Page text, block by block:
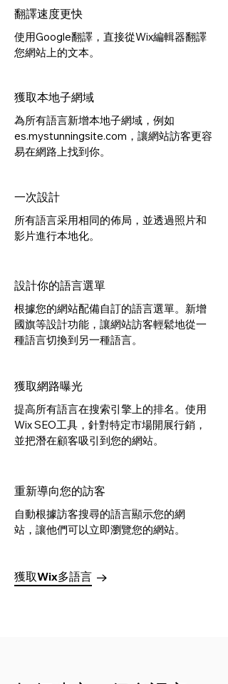
翻譯速度更快
使用Google翻譯，直接從Wix編輯器翻譯
您網站上的文本。
獲取本地子網域
為所有語言新增本地子網域，例如
es.mystunningsite.com，讓網站訪客更容
易在網路上找到你。
一次設計
所有語言采用相同的佈局，並透過照片和
影片進行本地化。
設計你的語言選單
根據您的網站配備自訂的語言選單。新增
國旗等設計功能，讓網站訪客輕鬆地從一
種語言切換到另一種語言。
獲取網路曝光
提高所有語言在搜索引擎上的排名。使用
Wix SEO工具，針對特定市場開展行銷，
並把潛在顧客吸引到您的網站。
重新導向您的訪客
自動根據訪客搜尋的語言顯示您的網
站，讓他們可以立即瀏覽您的網站。
獲取Wix多語言